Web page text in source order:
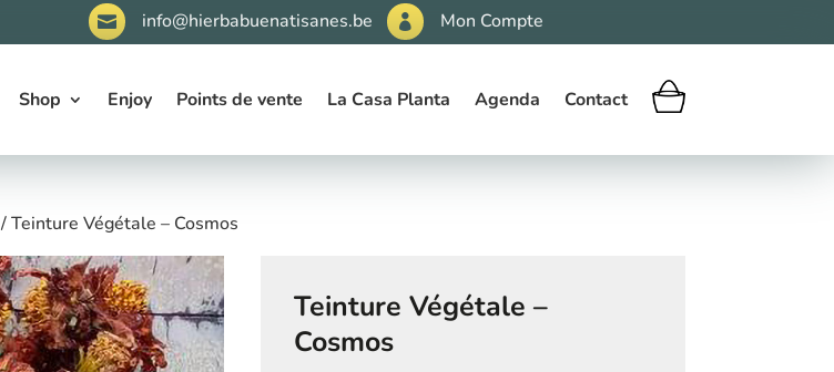
 info@hierbabuenatisanes.be  Mon Compte
Shop Enjoy Points de vente La Casa Planta Agenda Contact
/ Teinture Végétale – Cosmos
Teinture Végétale –
Cosmos